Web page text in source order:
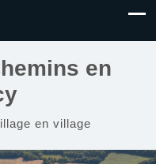
en
en village